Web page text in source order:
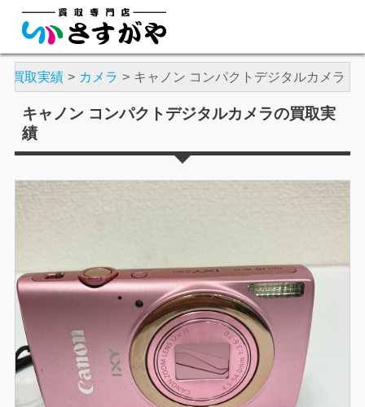
買取実績 カメラ キャノン コンパクトデジタルカメラ
キャノン コンパクトデジタルカメラの買取実
績